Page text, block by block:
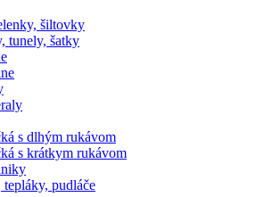
šiltovky
tunely, šatky
s dlhým rukávom
s krátkym rukávom
pudláče